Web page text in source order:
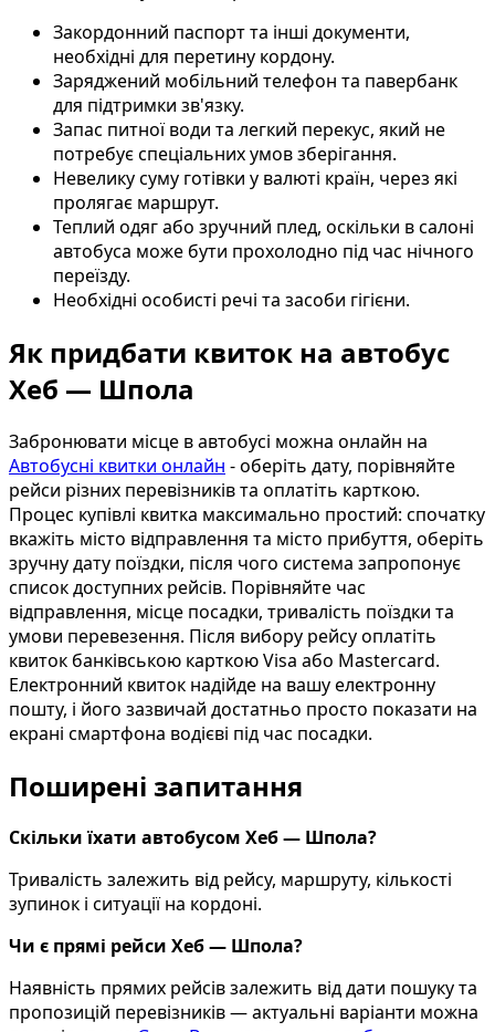
Закордонний паспорт та інші документи,
необхідні для перетину кордону.
Заряджений мобільний телефон та павербанк
для підтримки зв'язку.
Запас питної води та легкий перекус, який не
потребує спеціальних умов зберігання.
Невелику суму готівки у валюті країн, через які
пролягає маршрут.
Теплий одяг або зручний плед, оскільки в салоні
автобуса може бути прохолодно під час нічного
переїзду.
Необхідні особисті речі та засоби гігієни.
Як придбати квиток на автобус
Хеб — Шпола
Забронювати місце в автобусі можна онлайн на
Автобусні квитки онлайн - оберіть дату, порівняйте
рейси різних перевізників та оплатіть карткою.
Процес купівлі квитка максимально простий: спочатку
вкажіть місто відправлення та місто прибуття, оберіть
зручну дату поїздки, після чого система запропонує
список доступних рейсів. Порівняйте час
відправлення, місце посадки, тривалість поїздки та
умови перевезення. Після вибору рейсу оплатіть
квиток банківською карткою Visa або Mastercard.
Електронний квиток надійде на вашу електронну
пошту, і його зазвичай достатньо просто показати на
екрані смартфона водієві під час посадки.
Поширені запитання
Скільки їхати автобусом Хеб — Шпола?
Тривалість залежить від рейсу, маршруту, кількості
зупинок і ситуації на кордоні.
Чи є прямі рейси Хеб — Шпола?
Наявність прямих рейсів залежить від дати пошуку та
пропозицій перевізників — актуальні варіанти можна